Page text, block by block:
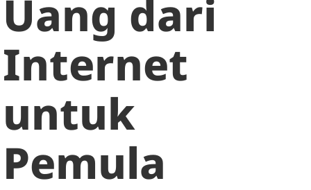
Uang dari
Internet
untuk
Pemula